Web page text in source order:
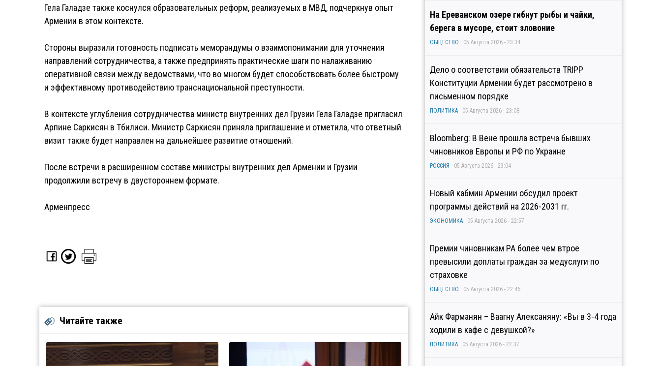
Гела Галадзе также коснулся образовательных реформ, реализуемых в МВД, подчеркнув опыт
Армении в этом контексте.
Стороны выразили готовность подписать меморандумы о взаимопонимании для уточнения
направлений сотрудничества, а также предпринять практические шаги по налаживанию
оперативной связи между ведомствами, что во многом будет способствовать более быстрому
и эффективному противодействию транснациональной преступности.
В контексте углубления сотрудничества министр внутренних дел Грузии Гела Галадзе пригласил
Арпине Саркисян в Тбилиси. Министр Саркисян приняла приглашение и отметила, что ответный
визит также будет направлен на дальнейшее развитие отношений.
После встречи в расширенном составе министры внутренних дел Армении и Грузии
продолжили встречу в двустороннем формате.
Арменпресс
Читайте также
На Ереванском озере гибнут рыбы и чайки,
берега в мусоре, стоит зловоние
ОБЩЕСТВО 05 Августа 2026 - 23:34
Дело о соответствии обязательств TRIPP
Конституции Армении будет рассмотрено в
письменном порядке
ПОЛИТИКА 05 Августа 2026 - 23:08
Bloomberg: В Вене прошла встреча бывших
чиновников Европы и РФ по Украине
РОССИЯ 05 Августа 2026 - 23:04
Новый кабмин Армении обсудил проект
программы действий на 2026-2031 гг.
ЭКОНОМИКА 05 Августа 2026 - 22:57
Премии чиновникам РА более чем втрое
превысили доплаты граждан за медуслуги по
страховке
ОБЩЕСТВО 05 Августа 2026 - 22:46
Айк Фарманян – Ваагну Алексаняну: «Вы в 3-4 года
ходили в кафе с девушкой?»
ПОЛИТИКА 05 Августа 2026 - 22:37